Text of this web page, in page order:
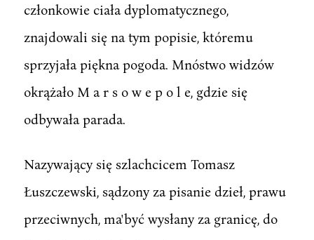
członkowie ciała dyplomatycznego,
znajdowali się na tym popisie, któremu
sprzyjała piękna pogoda. Mnóstwo widzów
okrążało M a r s o w e p o l e, gdzie się
odbywała parada.
Nazywający się szlachcicem Tomasz
Łuszczewski, sądzony za pisanie dzieł, prawu
przeciwnych, ma'być wysłany za granicę, do